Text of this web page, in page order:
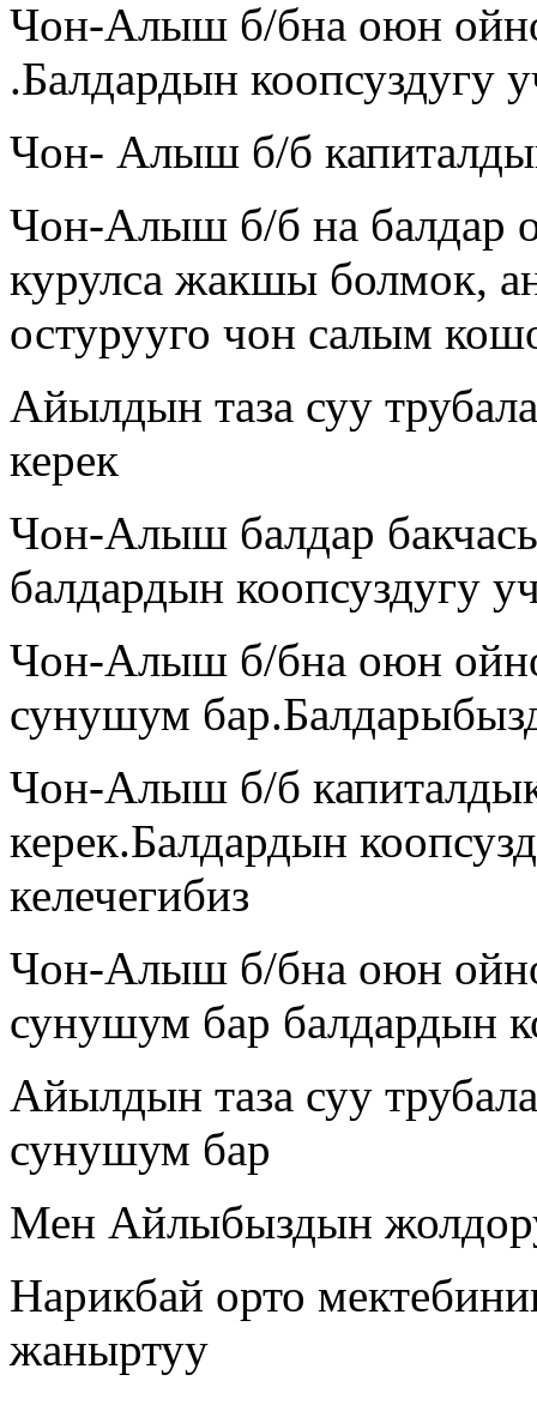
Чон-Алыш б/бна оюн
.Балдардын
Чон- Алыш б/б
Чон-Алыш б/б на балдар
курулса жакшы болмок,
остурууго чон салым
Айылдын таза суу
керек
Чон-Алыш балдар
балдардын коопсуздугу
Чон-Алыш б/бна оюн
сунушум
Чон-Алыш б/б
керек.Балдардын
келечегибиз
Чон-Алыш б/бна оюн
сунушум бар балдардын
Айылдын таза суу
сунушум бар
Мен Айлыбыздын
Нарикбай орто
жаныртуу